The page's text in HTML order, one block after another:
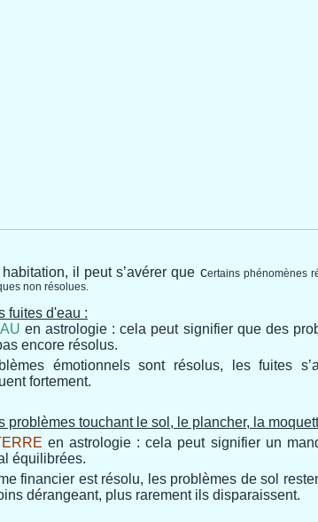
il peut s’avérer que certains phénomènes
non résolues.
fuites d'eau :
en astrologie : cela peut signifier que des
encore résolus.
émotionnels sont résolus, les fuites
fortement.
problèmes touchant le sol, le plancher, la
en astrologie : cela peut signifier un
équilibrées.
financier est résolu, les problèmes de sol
dérangeant, plus rarement ils disparaissent.